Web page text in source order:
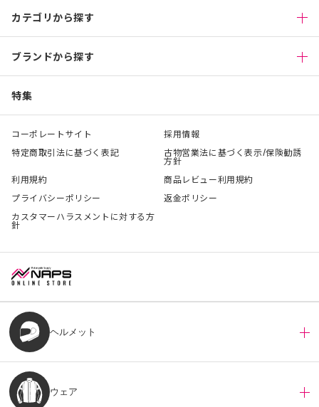
カテゴリから探す
ブランドから探す
特集
コーポレートサイト
採用情報
特定商取引法に基づく表記
古物営業法に基づく表示/保険勧誘
方針
利用規約
商品レビュー利用規約
プライバシーポリシー
返金ポリシー
カスタマーハラスメントに対する方
針
ヘルメット
ウェア